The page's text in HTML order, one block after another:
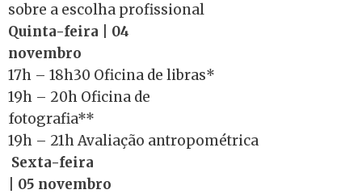
sobre a escolha profissional
Quinta-feira | 04
novembro
17h – 18h30 Oficina de libras*
19h – 20h Oficina de
fotografia**
19h – 21h Avaliação antropométrica
Sexta-feira
| 05 novembro